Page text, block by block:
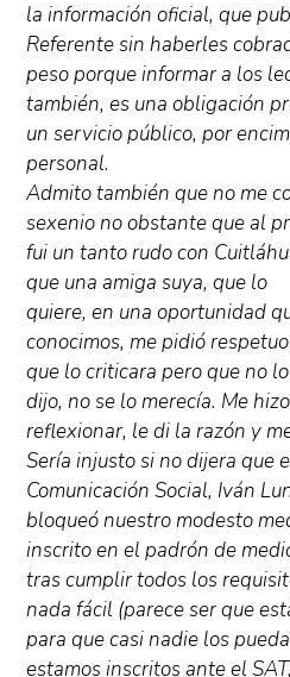
la información oficial, que
Referente sin haberles
peso porque informar a los
también, es una obligación
un servicio público, por
personal.
Admito también que no me
sexenio no obstante que al
fui un tanto rudo con
que una amiga suya, que lo
quiere, en una oportunidad
conocimos, me pidió
que lo criticara pero que no
dijo, no se lo merecía. Me hizo
reflexionar, le di la razón y
Sería injusto si no dijera que
Comunicación Social, Iván
bloqueó nuestro modesto
inscrito en el padrón de
tras cumplir todos los
nada fácil (parece ser que
para que casi nadie los
estamos inscritos ante el SAT,